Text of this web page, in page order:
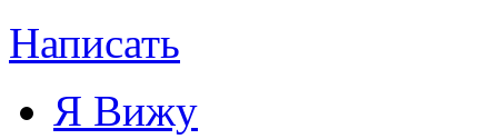
Написать
Я Вижу